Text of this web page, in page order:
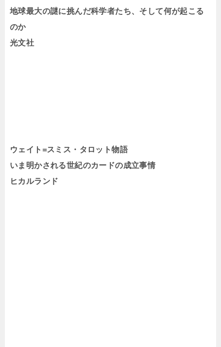
地球最大の謎に挑んだ科学者たち、そして何が起こる
のか
光文社
ウェイト=スミス・タロット物語
いま明かされる世紀のカードの成立事情
ヒカルランド